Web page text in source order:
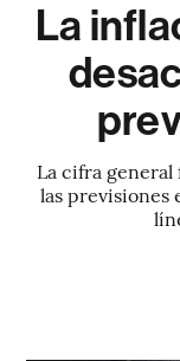
La
La cifra general
las previsiones